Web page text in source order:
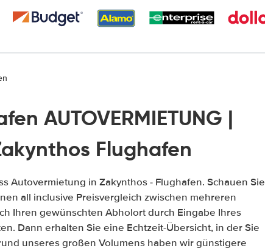
AUTOVERMIETUNG |
Flughafen
Autovermietung in Zakynthos - Flughafen. Schauen Sie
all inclusive Preisvergleich zwischen mehreren
Ihren gewünschten Abholort durch Eingabe Ihres
Dann erhalten Sie eine Echtzeit-Übersicht, in der Sie
unseres großen Volumens haben wir günstigere